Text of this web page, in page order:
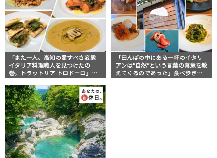
「また一人、高知の愛すべき変態
イタリア料理職人を見つけたの
巻。トラットリア トロドーロ」食
満腹日記 その96
「田んぼの中にある一軒のイタリ
アンは“自然”という言葉の真意を教
えてくるのであった」食べ歩きス